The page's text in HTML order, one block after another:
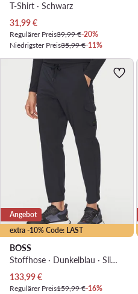
T-Shirt · Schwarz
Aktueller Preis
31,99€
Regulärer Preis39,99 €-20%
Niedrigster Preis35,99 €-11%
extra -10% Code: LAST
Angebot
BOSS
Stoffhose · Dunkelblau · Slim Fit
Aktueller Preis
133,99€
Regulärer Preis159,99 €-16%